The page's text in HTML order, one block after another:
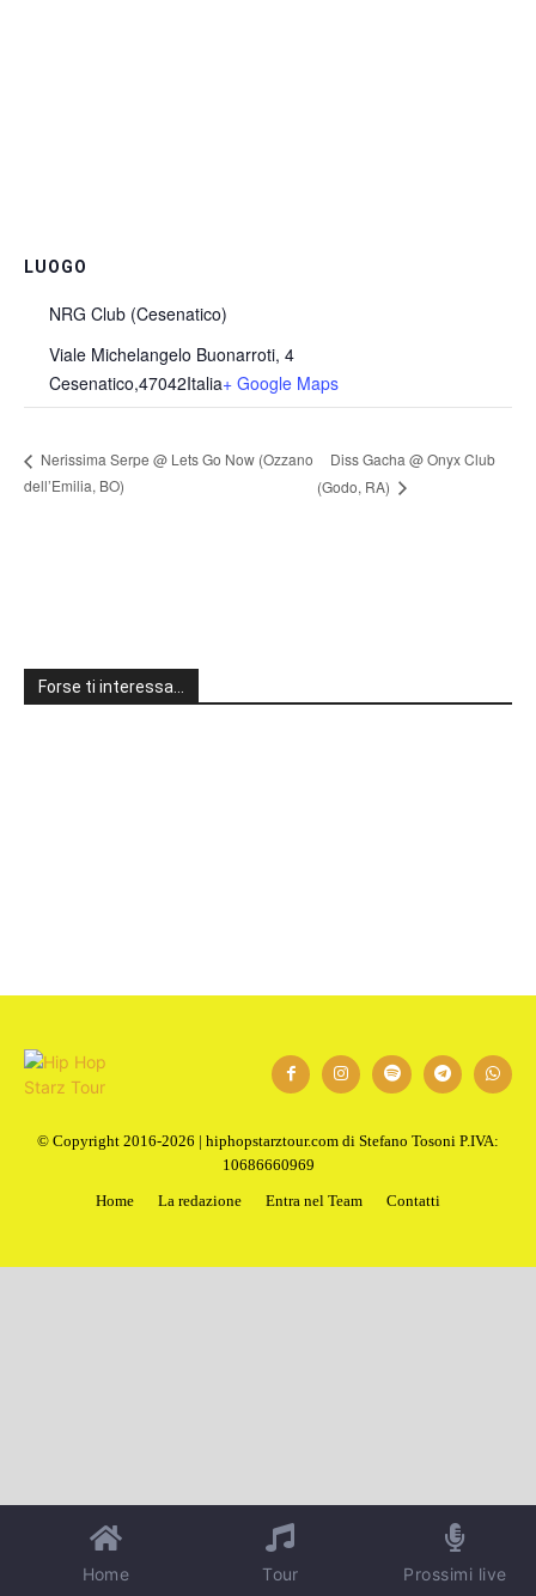
LUOGO
NRG Club (Cesenatico)
Viale Michelangelo Buonarroti, 4
Cesenatico,47042Italia+ Google Maps
Nerissima Serpe @ Lets Go Now (Ozzano
dell’Emilia, BO)
Diss Gacha @ Onyx Club
(Godo, RA)
Forse ti interessa…
1
© Copyright 2016-2026 | hiphopstarztour.com di Stefano Tosoni P.IVA:
10686660969
Home
La redazione Entra nel Team Contatti
Home Tour Prossimi live